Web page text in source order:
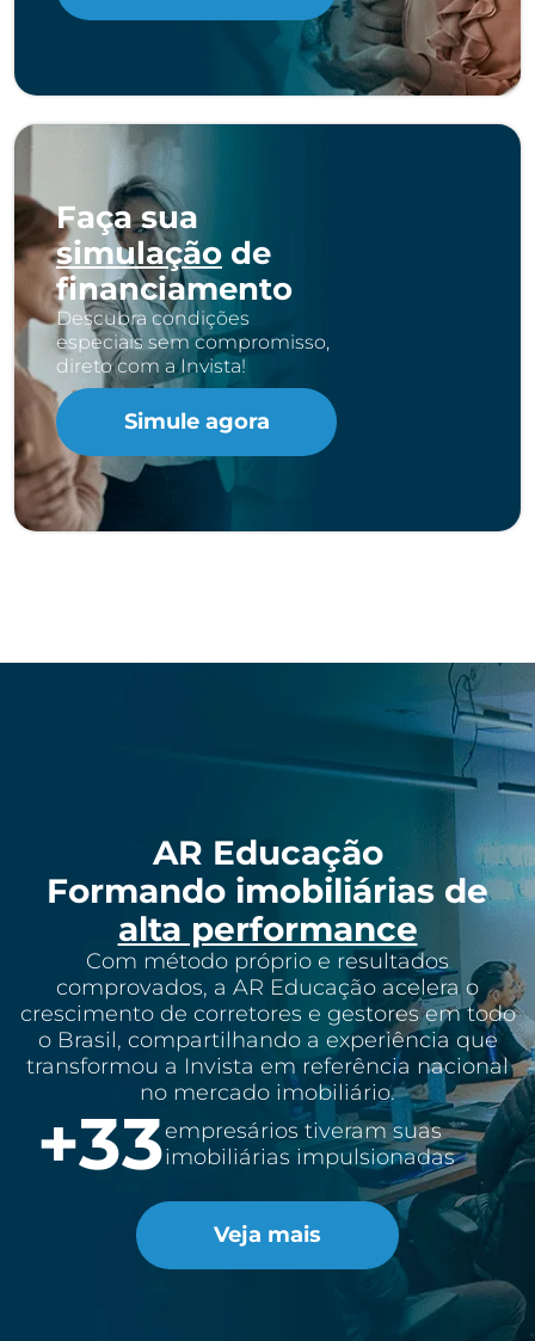
Faça sua
simulação de
financiamento
Descubra condições
especiais sem compromisso,
direto com a Invista!
Simule agora
AR Educação
Formando imobiliárias de
alta performance
Com método próprio e resultados
comprovados, a AR Educação acelera o
crescimento de corretores e gestores em todo
o Brasil, compartilhando a experiência que
transformou a Invista em referência nacional
no mercado imobiliário.
+52empresários tiveram suas
imobiliárias impulsionadas
Veja mais